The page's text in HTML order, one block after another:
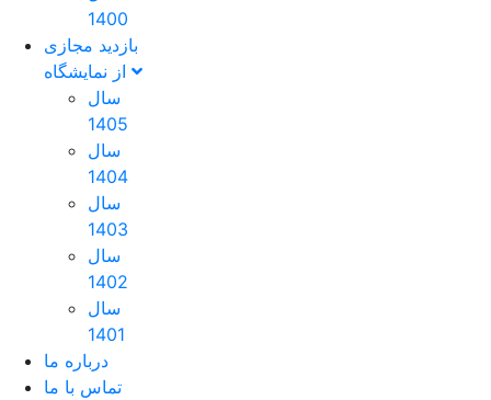
1400
بازدید مجازی
سال
1405
سال
1404
سال
1403
سال
1402
سال
1401
درباره ما
تماس با ما